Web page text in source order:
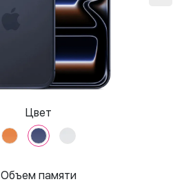
Цвет
Объем памяти